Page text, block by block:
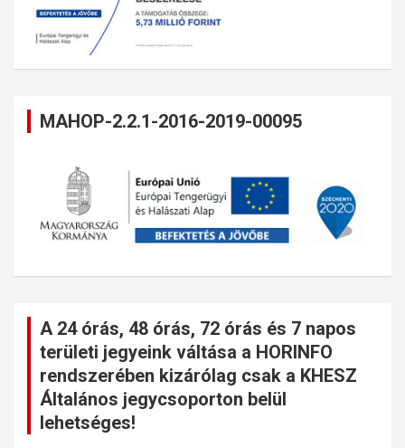
MAHOP-2.2.1-2016-2019-00095
A 24 órás, 48 órás, 72 órás és 7 napos
területi jegyeink váltása a HORINFO
rendszerében kizárólag csak a KHESZ
Általános jegycsoporton belül
lehetséges!